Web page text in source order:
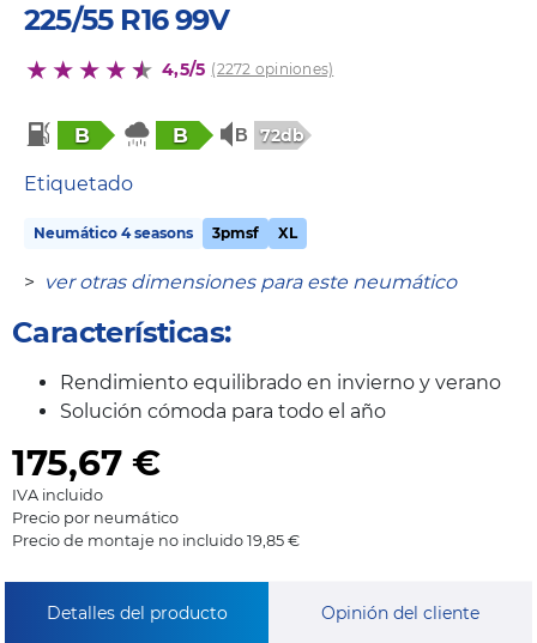
225/55 R16 99V
4,5/5 (2272 opiniones)
B B 72db
Etiquetado
Neumático 4 seasons 3pmsf XL
> ver otras dimensiones para este neumático
Características:
Rendimiento equilibrado en invierno y verano
Solución cómoda para todo el año
175,67 €
IVA incluido
Precio por neumático
Precio de montaje no incluido 19,85 €
Detalles del producto Opinión del cliente